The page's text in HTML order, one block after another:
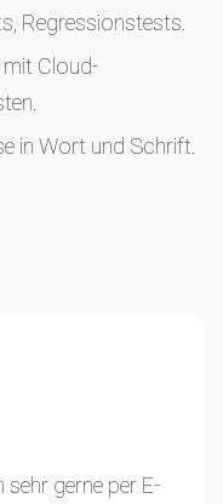
Regressionstests.
mit Cloud-
in Wort und Schrift.
gerne per E-